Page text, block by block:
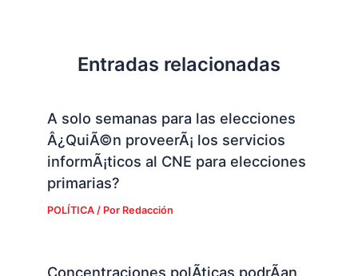
Entradas relacionadas
A solo semanas para las elecciones
Â¿QuiÃ©n proveerÃ¡ los servicios
informÃ¡ticos al CNE para elecciones
primarias?
POLÍTICA/ Por Redacción
Concentraciones polÃ­ticas podrÃ­an